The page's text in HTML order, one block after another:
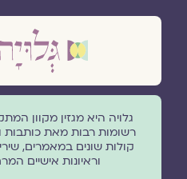
גלויה היא מגזין מקוון
רשומות רבות מאת כותבות
קולות שונים במאמרים,
וראיונות אישיים